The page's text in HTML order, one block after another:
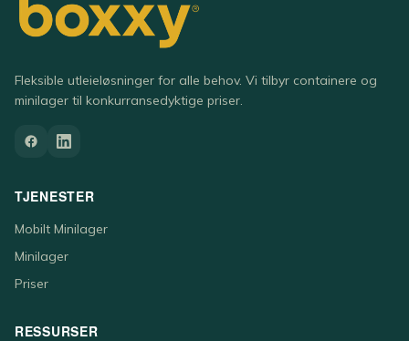
Fleksible utleieløsninger for alle behov. Vi tilbyr containere og
minilager til konkurransedyktige priser.
TJENESTER
Mobilt Minilager
Minilager
Priser
RESSURSER